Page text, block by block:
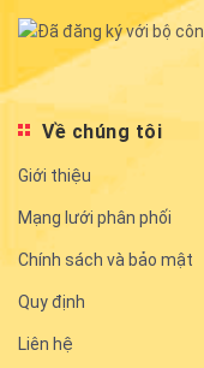
Về chúng tôi
Giới thiệu
Mạng lưới phân phối
Chính sách và bảo mật
Quy định
Liên hệ